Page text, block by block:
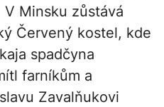
Minsku zůstává
Červený kostel, kde
spadčyna
farníkům a
Zavalňukovi